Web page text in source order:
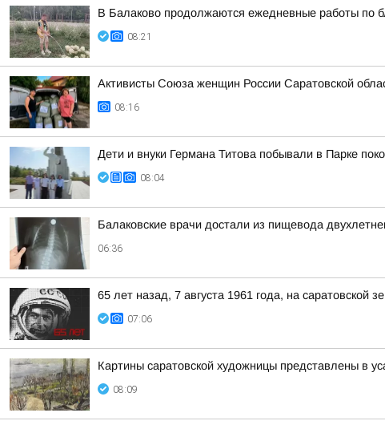
В Балаково продолжаются ежедневные работы по
08:21
Активисты Союза женщин России Саратовской
08:16
Дети и внуки Германа Титова побывали в Парке
08:04
Балаковские врачи достали из пищевода
06:36
65 лет назад, 7 августа 1961 года, на саратовской
07:06
Картины саратовской художницы представлены в
08:09